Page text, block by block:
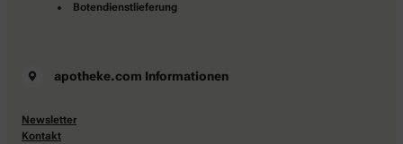
Botendienstlieferung
apotheke.com Informationen
Newsletter
Kontakt